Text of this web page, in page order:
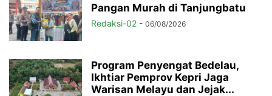
Pangan Murah di Tanjungbatu
Redaksi-02 - 06/08/2026
Program Penyengat Bedelau,
Ikhtiar Pemprov Kepri Jaga
Warisan Melayu dan Jejak...